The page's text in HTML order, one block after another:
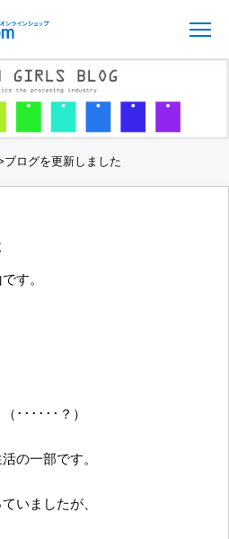
ブログを更新しました
す。
･･････？）
の一部です。
いましたが、